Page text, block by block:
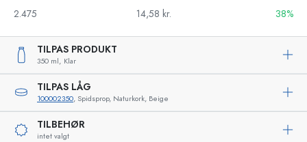
2.475
14,58 kr. 38%
TILPAS PRODUKT
350 ml, Klar
TILPAS LÅG
100002350, Spidsprop, Naturkork, Beige
TILBEHØR
intet valgt